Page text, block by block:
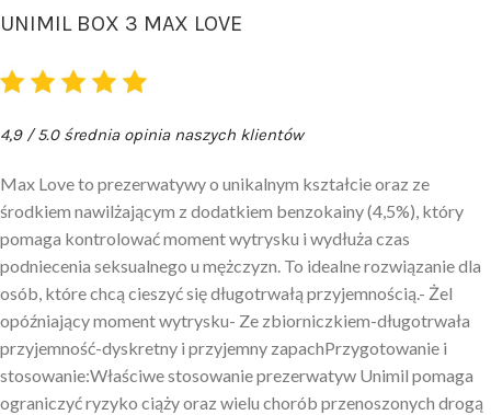
UNIMIL BOX 3 MAX LOVE
4,9 / 5.0 średnia opinia naszych klientów
Max Love to prezerwatywy o unikalnym kształcie oraz ze
środkiem nawilżającym z dodatkiem benzokainy (4,5%), który
pomaga kontrolować moment wytrysku i wydłuża czas
podniecenia seksualnego u mężczyzn. To idealne rozwiązanie dla
osób, które chcą cieszyć się długotrwałą przyjemnością.- Żel
opóźniający moment wytrysku- Ze zbiorniczkiem-długotrwała
przyjemność-dyskretny i przyjemny zapachPrzygotowanie i
stosowanie:Właściwe stosowanie prezerwatyw Unimil pomaga
ograniczyć ryzyko ciąży oraz wielu chorób przenoszonych drogą